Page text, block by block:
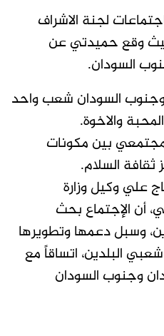
لجنة الاشراف
وقع حميدتي عن
السودان.
السودان شعب واحد
والاخوة.
بين مكونات
السلام.
علي وكيل وزارة
أن الإجتماع بحث
وسبل دعمها وتطويرها
البلدين، اتساقاً مع
وجنوب السودان